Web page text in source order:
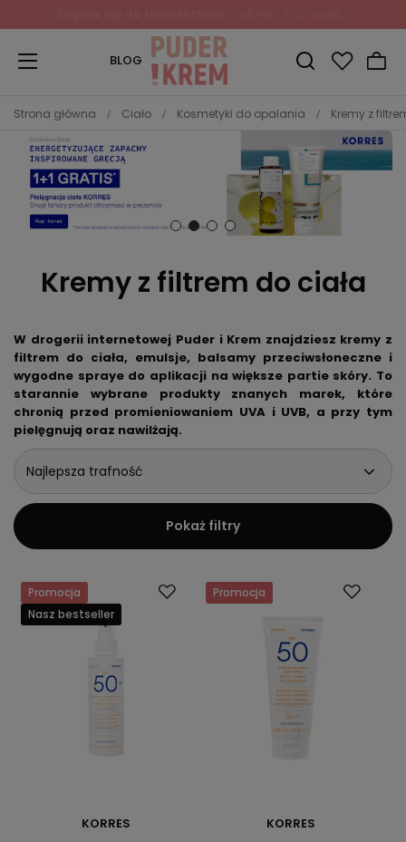
BLOG
Strona główna Ciało Kosmetyki do opalania Kremy z
Kremy z filtrem do ciała
W drogerii internetowej Puder i Krem znajdziesz kremy z
filtrem do ciała, emulsje, balsamy przeciwsłoneczne i
wygodne spraye do aplikacji na większe partie skóry. To
starannie wybrane produkty znanych marek, które
chronią przed promieniowaniem UVA i UVB, a przy tym
pielęgnują oraz nawilżają.
Najlepsza trafność
Pokaż filtry
Promocja
Nasz bestseller
KORRES
Promocja
KORRES